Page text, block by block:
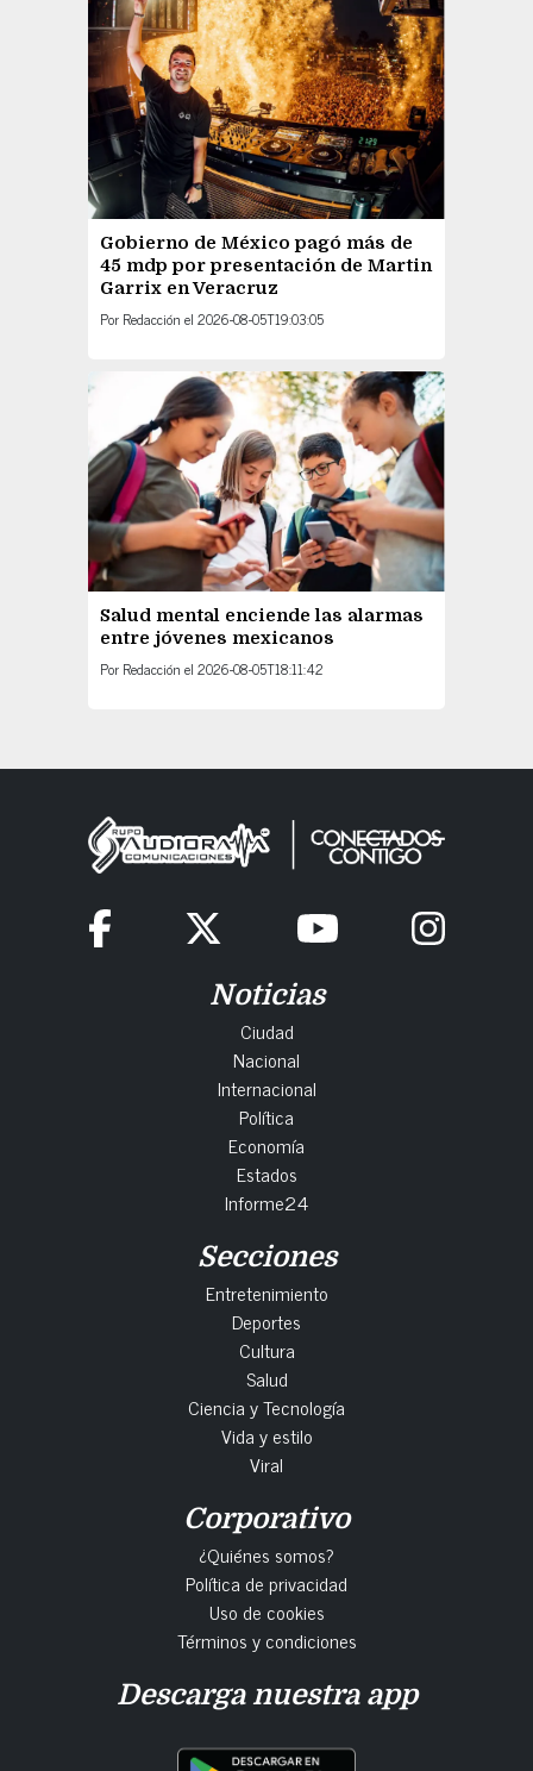
Gobierno de México pagó más de
45 mdp por presentación de Martin
Garrix en Veracruz
Por Redacción el 2026-08-05T19:03:05
Salud mental enciende las alarmas
entre jóvenes mexicanos
Por Redacción el 2026-08-05T18:11:42
Noticias
Ciudad
Nacional
Internacional
Política
Economía
Estados
Informe24
Secciones
Entretenimiento
Deportes
Cultura
Salud
Ciencia y Tecnología
Vida y estilo
Viral
Corporativo
¿Quiénes somos?
Política de privacidad
Uso de cookies
Términos y condiciones
Descarga nuestra app